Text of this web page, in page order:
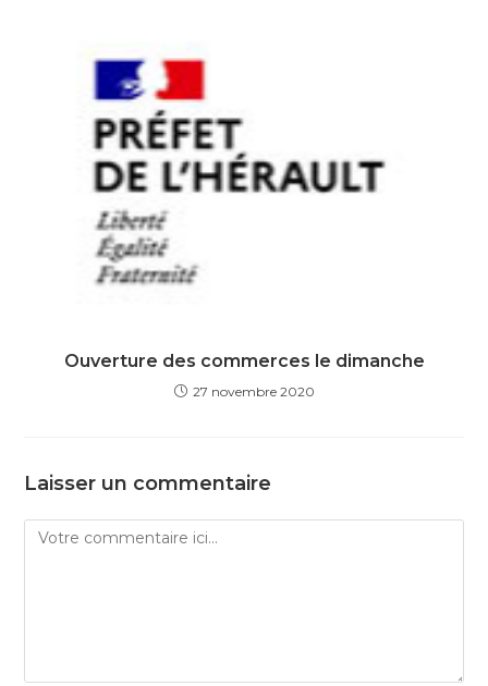
Ouverture des commerces le dimanche
27 novembre 2020
Laisser un commentaire